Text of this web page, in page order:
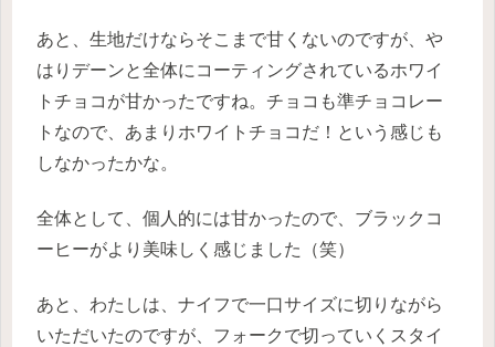
あと、生地だけならそこまで甘くないのですが、や
はりデーンと全体にコーティングされているホワイ
トチョコが甘かったですね。チョコも準チョコレー
トなので、あまりホワイトチョコだ！という感じも
しなかったかな。
全体として、個人的には甘かったので、ブラックコ
ーヒーがより美味しく感じました（笑）
あと、わたしは、ナイフで一口サイズに切りながら
いただいたのですが、フォークで切っていくスタイ